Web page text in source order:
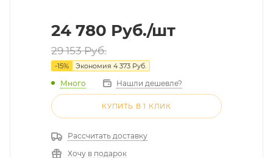
24 780 Руб./шт
29 153Руб.
-15% Экономия 4 373 Руб.
Много Нашли дешевле?
КУПИТЬ В 1 КЛИК
Рассчитать доставку
Хочу в подарок